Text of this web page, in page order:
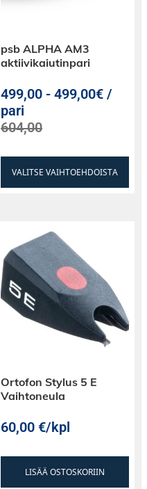
psb ALPHA AM3
aktiivikaiutinpari
499,00 -499,00€ /
pari
604,00
VALITSE VAIHTOEHDOISTA
Ortofon Stylus 5 E
Vaihtoneula
60,00€/kpl
LISÄÄ OSTOSKORIIN